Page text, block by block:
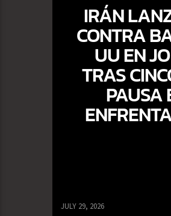
IRÁN
CONTRA
UU EN
TRAS
PAUSA
JULY 29, 2026